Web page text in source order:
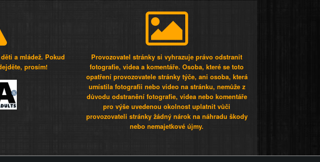
a mládež. Pokud
prosím!
Provozovatel stránky si vyhrazuje právo odstranit
fotografie, videa a komentáře. Osoba, které se toto
opatření provozovatele stránky týče, ani osoba, která
umístila fotografii nebo video na stránku, nemůže z
důvodu odstranění fotografie, videa nebo komentáře
pro výše uvedenou okolnost uplatnit vůči
provozovateli stránky žádný nárok na náhradu škody
nebo nemajetkové újmy.